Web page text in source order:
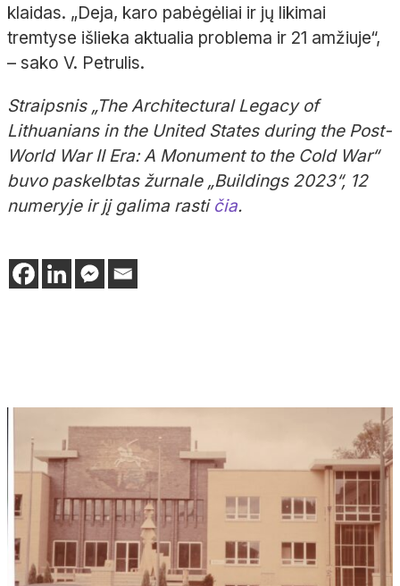
klaidas. „Deja, karo pabėgėliai ir jų likimai
tremtyse išlieka aktualia problema ir 21 amžiuje“,
– sako V. Petrulis.
Straipsnis „The Architectural Legacy of
Lithuanians in the United States during the Post-
World War II Era: A Monument to the Cold War“
buvo paskelbtas žurnale „Buildings 2023“, 12
numeryje ir jį galima rasti čia.